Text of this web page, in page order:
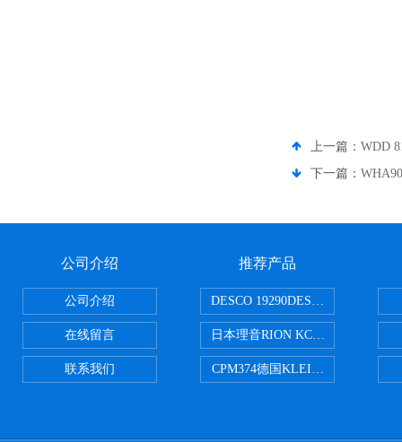
上一篇： WDD
下一篇：
公司介绍
公司介绍
在线留言
联系我们
推荐产品
DESCO 19290DESCO 19290重锤
日本理音RION KC-51/KC-52便携
CPM374德国KLEINWAECHTER